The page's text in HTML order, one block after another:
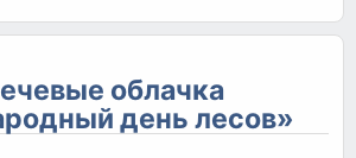
облачка
день лесов»